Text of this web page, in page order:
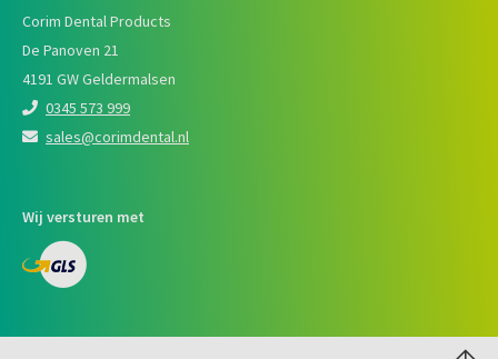
Corim Dental Products
De Panoven 21
4191 GW Geldermalsen
0345 573 999
sales@corimdental.nl
Wij versturen met